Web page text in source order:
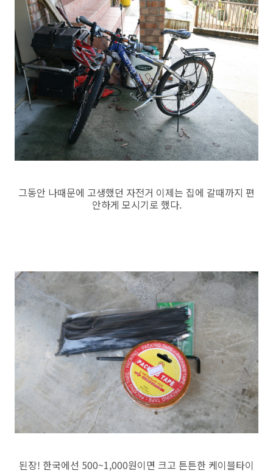
그동안 나때문에 고생했던 자전거 이제는 집에 갈때까지 편
안하게 모시기로 했다.
된장! 한국에선 500~1,000원이면 크고 튼튼한 케이블타이